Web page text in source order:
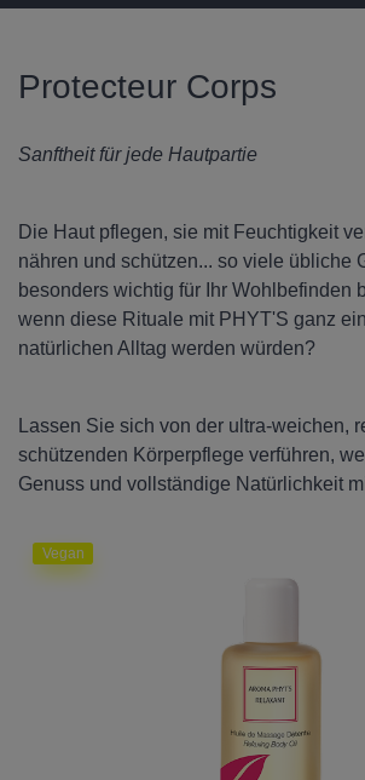
Protecteur Corps
Sanftheit für jede Hautpartie
Die Haut pflegen, sie mit Feuchtigkeit
nähren und schützen... so viele übliche
besonders wichtig für Ihr Wohlbefinden
wenn diese Rituale mit PHYT'S ganz
natürlichen Alltag werden würden?
Lassen Sie sich von der ultra-weichen,
schützenden Körperpflege verführen,
Genuss und vollständige Natürlichkeit
Vegan